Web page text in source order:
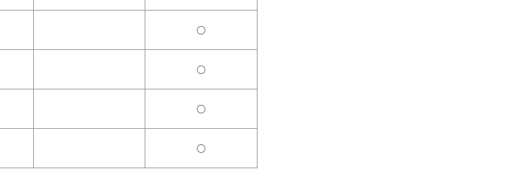
○
○
○
○